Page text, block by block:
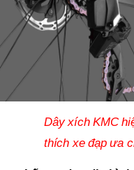
Dây xích KMC
thích xe đạp ưa